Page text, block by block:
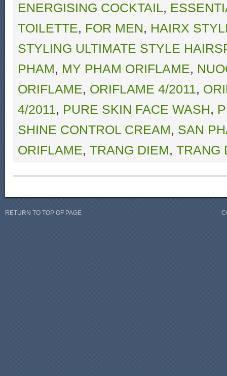
ENERGISING COCKTAIL,
TOILETTE, FOR MEN, HAIRX
STYLING ULTIMATE STYLE
PHAM, MY PHAM ORIFLAME,
ORIFLAME, ORIFLAME 4/2011,
4/2011, PURE SKIN FACE WASH,
SHINE CONTROL CREAM, SAN
ORIFLAME, TRANG DIEM, TRANG
RETURN TO TOP OF PAGE